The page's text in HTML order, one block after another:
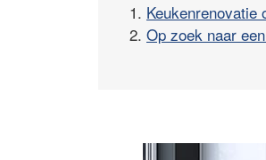
1. Keukenrenovatie
2. Op zoek naar